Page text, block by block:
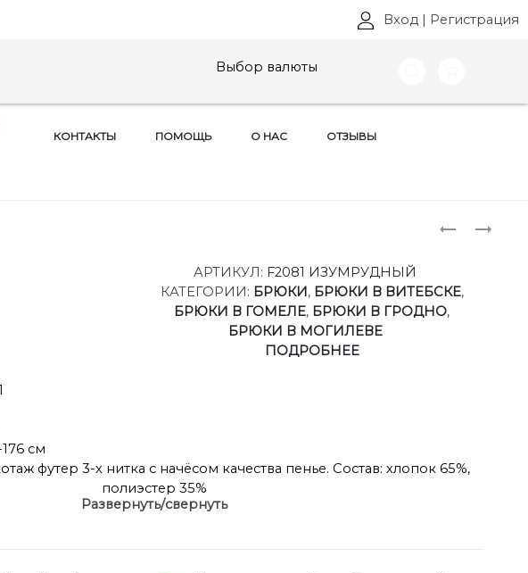
Вход | Регистрация
Выбор валюты
КОНТАКТЫ ПОМОЩЬ О НАС ОТЗЫВЫ
БРЮКИ
АРТ:
БРЮКИ
АРТ:
АРТИКУЛ: F2081 ИЗУМРУДНЫЙ
КАТЕГОРИИ: БРЮКИ, БРЮКИ В ВИТЕБСКЕ,
БРЮКИ В ГОМЕЛЕ, БРЮКИ В ГРОДНО,
БРЮКИ В МОГИЛЕВЕ
ПОДРОБНЕЕ
см
футер 3-х нитка с начёсом качества пенье. Состав: хлопок 65%,
полиэстер 35%
Описание:Брюки
Развернуть/свернуть